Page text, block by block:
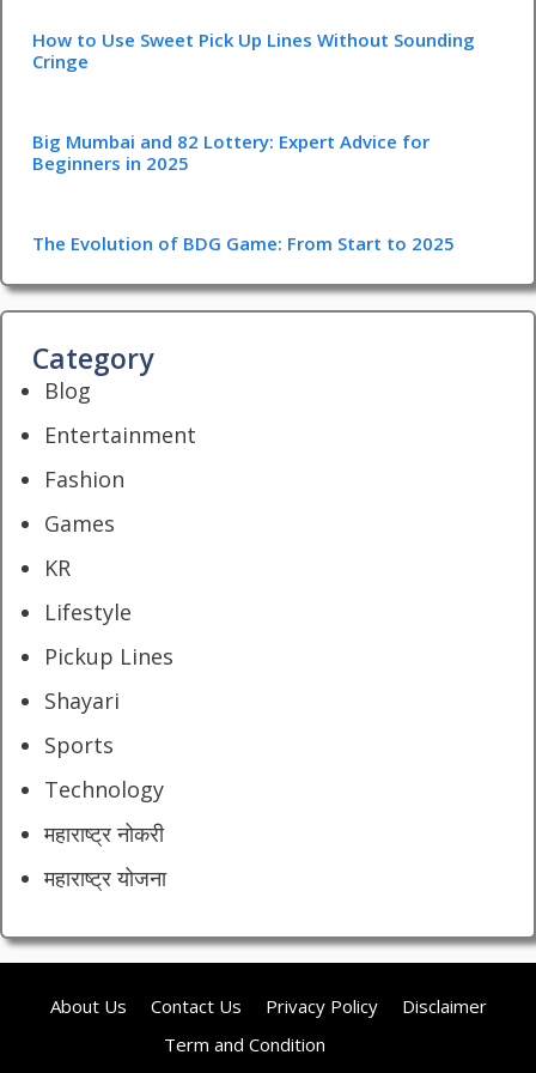
How to Use Sweet Pick Up Lines Without Sounding
Cringe
Big Mumbai and 82 Lottery: Expert Advice for
Beginners in 2025
The Evolution of BDG Game: From Start to 2025
Category
Blog
Entertainment
Fashion
Games
KR
Lifestyle
Pickup Lines
Shayari
Sports
Technology
महाराष्ट्र नोकरी
महाराष्ट्र योजना
About Us Contact Us Privacy Policy
Disclaimer
Term and Condition